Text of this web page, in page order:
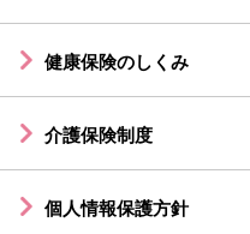
健康保険のしくみ
介護保険制度
個人情報保護方針